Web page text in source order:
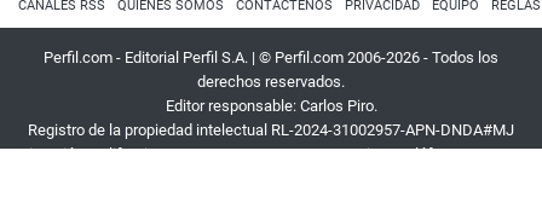
CANALES RSS QUIENES SOMOS CONTÁCTENOS PRIVACIDAD EQUIPO
Perfil.com - Editorial Perfil S.A. | © Perfil.com 2006-2026 - Todos los
derechos reservados.
Editor responsable: Carlos Piro.
Registro de la propiedad intelectual RL-2024-31002957-APN-DNDA#MJ
Dirección:California 2715,C1289ABI,CABA, Argentina| Teléfono:+54 9 11